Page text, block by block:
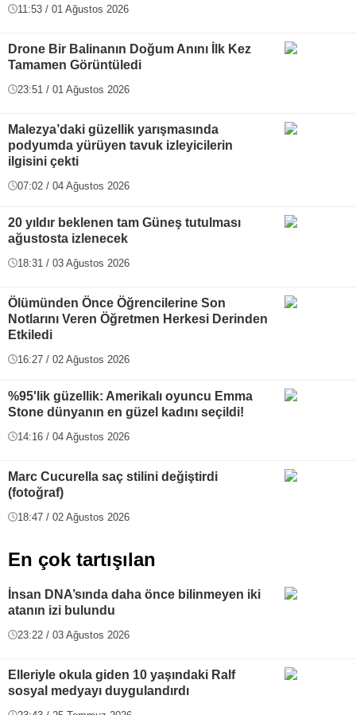
11:53 / 01 Ağustos 2026
Drone Bir Balinanın Doğum Anını İlk Kez
Tamamen Görüntüledi
23:51 / 01 Ağustos 2026
Malezya’daki güzellik yarışmasında
podyumda yürüyen tavuk izleyicilerin
ilgisini çekti
07:02 / 04 Ağustos 2026
20 yıldır beklenen tam Güneş tutulması
ağustosta izlenecek
18:31 / 03 Ağustos 2026
Ölümünden Önce Öğrencilerine Son
Notlarını Veren Öğretmen Herkesi Derinden
Etkiledi
16:27 / 02 Ağustos 2026
%95'lik güzellik: Amerikalı oyuncu Emma
Stone dünyanın en güzel kadını seçildi!
14:16 / 04 Ağustos 2026
Marc Cucurella saç stilini değiştirdi
(fotoğraf)
18:47 / 02 Ağustos 2026
En çok tartışılan
İnsan DNA’sında daha önce bilinmeyen iki
atanın izi bulundu
23:22 / 03 Ağustos 2026
Elleriyle okula giden 10 yaşındaki Ralf
sosyal medyayı duygulandırdı